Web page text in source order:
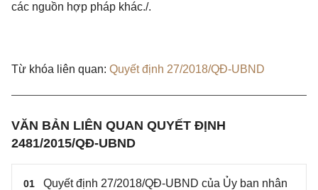
các nguồn hợp pháp khác./.
Từ khóa liên quan: Quyết định 27/2018/QĐ-UBND
VĂN BẢN LIÊN QUAN QUYẾT ĐỊNH
2481/2015/QĐ-UBND
01
Quyết định 27/2018/QĐ-UBND của Ủy ban nhân